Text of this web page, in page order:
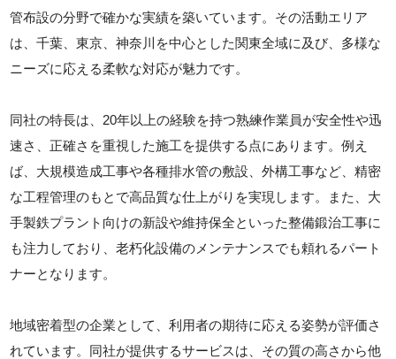
管布設の分野で確かな実績を築いています。その活動エリア
は、千葉、東京、神奈川を中心とした関東全域に及び、多様な
ニーズに応える柔軟な対応が魅力です。
同社の特長は、20年以上の経験を持つ熟練作業員が安全性や迅
速さ、正確さを重視した施工を提供する点にあります。例え
ば、大規模造成工事や各種排水管の敷設、外構工事など、精密
な工程管理のもとで高品質な仕上がりを実現します。また、大
手製鉄プラント向けの新設や維持保全といった整備鍛治工事に
も注力しており、老朽化設備のメンテナンスでも頼れるパート
ナーとなります。
地域密着型の企業として、利用者の期待に応える姿勢が評価さ
れています。同社が提供するサービスは、その質の高さから他